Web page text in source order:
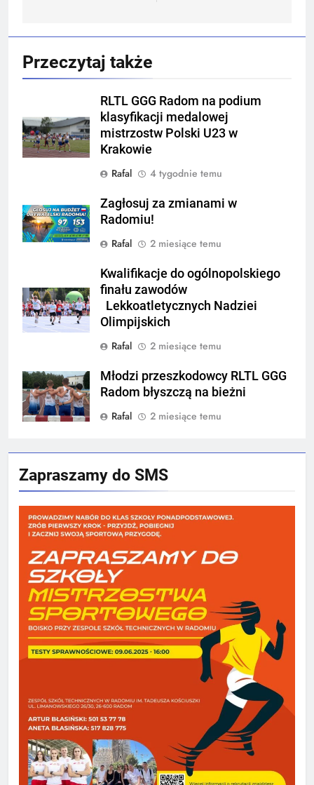
Przeczytaj także
RLTL GGG Radom na podium
klasyfikacji medalowej
mistrzostw Polski U23 w
Krakowie
Rafal
4 tygodnie temu
Zagłosuj za zmianami w
Radomiu!
Rafal
2 miesiące temu
Kwalifikacje do ogólnopolskiego
finału zawodów
Lekkoatletycznych Nadziei
Olimpijskich
Rafal
2 miesiące temu
Młodzi przeszkodowcy RLTL GGG
Radom błyszczą na bieżni
Rafal
2 miesiące temu
Zapraszamy do SMS